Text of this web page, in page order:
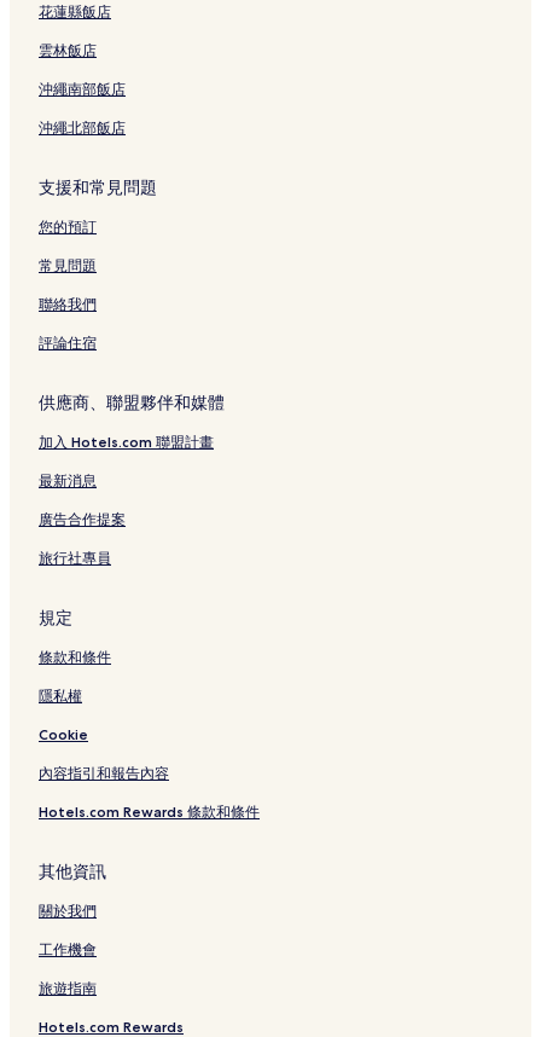
涵仙的旅館
藩切的旅館
藩切 4 星級飯店
藩切 5 星級飯店
藩切 2 星級飯店
美奈 2 星級飯店
花蓮縣飯店
雲林飯店
沖繩南部飯店
沖繩北部飯店
支援和常見問題
您的預訂
常見問題
聯絡我們
評論住宿
供應商、聯盟夥伴和媒體
加入 Hotels.com 聯盟計畫
最新消息
廣告合作提案
旅行社專員
規定
條款和條件
隱私權
Cookie
內容指引和報告內容
Hotels.com Rewards 條款和條件
其他資訊
關於我們
工作機會
旅遊指南
Hotels.com Rewards